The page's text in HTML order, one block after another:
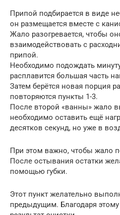
Припой подбирается в виде
он размещается вместе с
Жало разогревается, чтобы
взаимодействовать с
припой.
Необходимо подождать
расплавится большая часть
Затем берётся новая порция
повторяются пункты 1-3.
После второй «ванны» жало
необходимо оставить ещё
десятков секунд, но уже в
При этом важно, чтобы жало
После остывания остатки
помощью губки.
Этот пункт желательно
предыдущим. Благодаря этому